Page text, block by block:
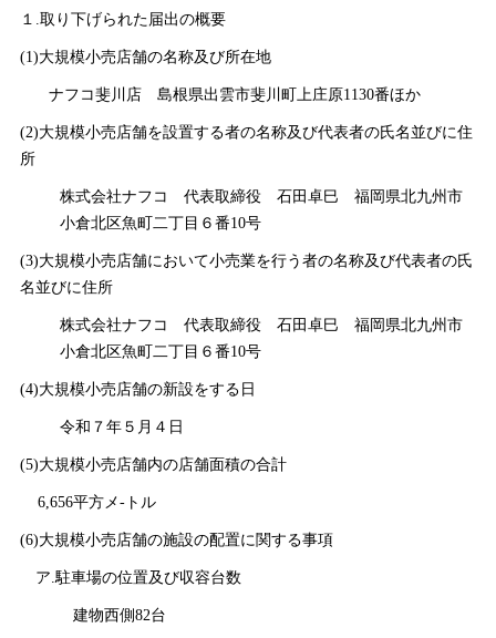
１.取り下げられた届出の概要
(1)大規模小売店舗の名称及び所在地
ナフコ斐川 店 島根県出雲市斐川町上庄原1130番ほか
(2)大規模小売店舗を設置する者の名称及び代表者の氏名並びに住
所
株式会社ナフ コ 代表取締役 石田卓巳 福岡県北九州市
小倉北区魚町二丁目６番10号
(3)大規模小売店舗において小売業を行う者の名称及び代表者の氏
名並びに住所
株式会社ナフ コ 代表取締役 石田卓巳 福岡県北九州市
小倉北区魚町二丁目６番10号
(4)大規模小売店舗の新設をする日
令和７年５月４日
(5)大規模小売店舗内の店舗面積の合計
6,656平方メ‐トル
(6)大規模小売店舗の施設の配置に関する事項
ア.駐車場の位置及び収容台数
建物西側82台